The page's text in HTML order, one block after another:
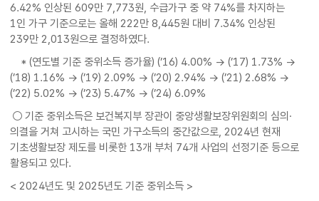
6.42% 인상된 609만 7,773원, 수급가구 중 약 74%를 차지하는
1인 가구 기준으로는 올해 222만 8,445원 대비 7.34% 인상된
239만 2,013원으로 결정하였다.
* (연도별 기준 중위소득 증가율) (’16) 4.00% → (’17) 1.73% →
(’18) 1.16% → (’19) 2.09% → (’20) 2.94% → (’21) 2.68% →
(’22) 5.02% → (’23) 5.47% → (’24) 6.09%
○ 기준 중위소득은 보건복지부 장관이 중앙생활보장위원회의 심의·
의결을 거쳐 고시하는 국민 가구소득의 중간값으로, 2024년 현재
기초생활보장 제도를 비롯한 13개 부처 74개 사업의 선정기준 등으로
활용되고 있다.
< 2024년도 및 2025년도 기준 중위소득 >